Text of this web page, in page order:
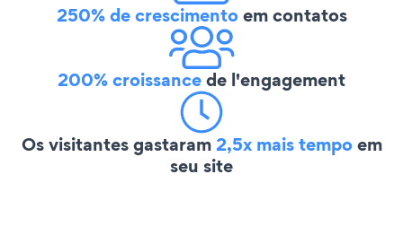
250% de crescimentoem contatos
200% croissancede l'engagement
Os visitantes gastaram2,5x mais tempoem
seu site